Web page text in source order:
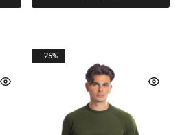
- 25%